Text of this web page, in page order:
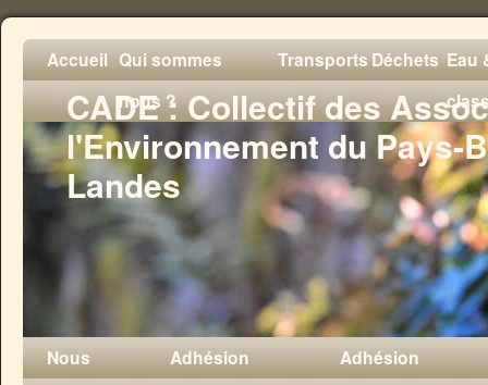
CADE : Collectif des
l'Environnement du Pays-
Landes
Accueil Qui sommes
nous ?
TransportsDéchets Eau
Nous
Adhésion
Adhésion